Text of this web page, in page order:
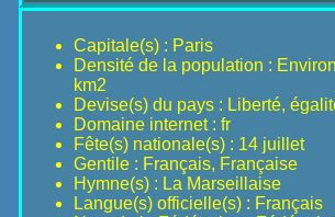
Capitale(s) : Paris
Densité de la population :
km2
Devise(s) du pays : Liberté,
Domaine internet : fr
Fête(s) nationale(s) : 14 juillet
Gentile : Français, Française
Hymne(s) : La Marseillaise
Langue(s) officielle(s) : Français